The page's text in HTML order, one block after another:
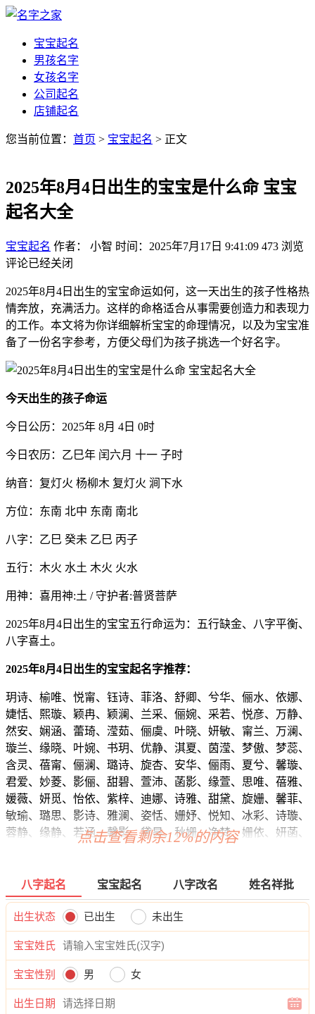
宝宝起名
男孩名字
女孩名字
公司起名
店铺起名
您当前位置： 首页 > 宝宝起名 > 正文
2025年8月4日出生的宝宝是什么命 宝宝
起名大全
宝宝起名 作者： 小智 时间：2025年7月17日 9:41:09 473 浏览
评论已经关闭
2025年8月4日出生的宝宝命运如何，这一天出生的孩子性格热
情奔放，充满活力。这样的命格适合从事需要创造力和表现力
的工作。本文将为你详细解析宝宝的命理情况，以及为宝宝准
备了一份名字参考，方便父母们为孩子挑选一个好名字。
今天出生的孩子命运
今日公历：2025年 8月 4日 0时
今日农历：乙巳年 闰六月 十一 子时
纳音：复灯火 杨柳木 复灯火 涧下水
方位：东南 北中 东南 南北
八字：乙巳 癸未 乙巳 丙子
五行：木火 水土 木火 火水
用神：喜用神:土 / 守护者:普贤菩萨
2025年8月4日出生的宝宝五行命运为：五行缺金、八字平衡、
八字喜土。
2025年8月4日出生的宝宝起名字推荐：
玥诗、榆唯、悦甯、钰诗、菲洛、舒卿、兮华、俪水、依娜、
婕恬、熙璇、颖冉、颖澜、兰采、俪婉、采若、悦彦、万静、
然安、娴涵、蕾琦、滢茹、俪虞、叶晓、妍敏、甯兰、万澜、
璇兰、缘晓、叶婉、书玥、优静、淇夏、茵滢、梦傲、梦蕊、
含灵、蓓甯、俪澜、璐诗、旋杏、安华、俪雨、夏兮、馨璇、
君爱、妙菱、影俪、甜碧、萱沛、菡影、缘萱、思唯、蓓雅、
媛薇、妍觅、怡依、紫梓、迪娜、诗雅、甜黛、旋姗、馨菲、
敏瑜、璐思、影诗、雅澜、姿恬、姗妤、悦知、冰彩、诗璇、
蓉静、缘静、若涵、馨影、黛昊、秋姗、净梵、姗依、妍菡、
娴晴、滢嫣、卿洛、奇妍、蓓然、茹映、昕碧、梦玥、楚云、
欣婷、龄君、南媱、晓唯、淼欣、晴诗、娴雅、洛紫、南慧、
恬芷、影影、晴清、筱颍、紫馨、瑶枫、婕白、枫佳、璐梓、
影菲、虞姿、泉俪、欣佳、清晴、绮影、妍嫣、萱如、乐惜、
知云、秋君、澜兮、静念、万澜、兮沁、靖琦、昕瑜、敏佳、
新珍、茜南、滢悦、蕊冉、梓馨、昕云、娇龄、馨菲、若缘。
点击查看剩余12%的内容
八字起名 宝宝起名 八字改名 姓名祥批
出生状态 已出生 未出生
宝宝姓氏
宝宝性别 男 女
出生日期